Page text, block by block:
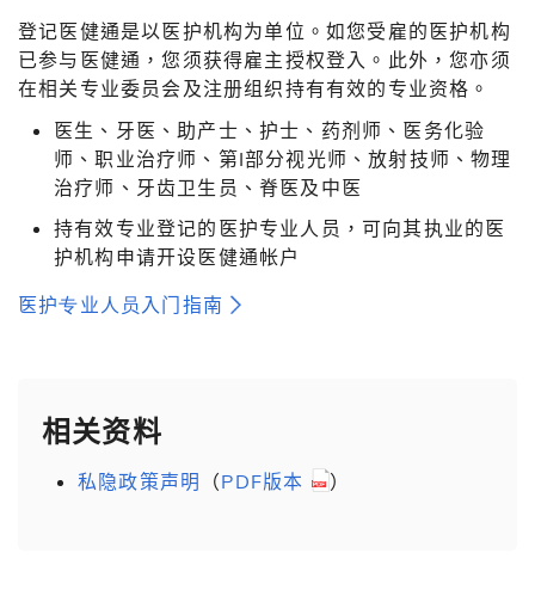
登记医健通是以医护机构为单位。如您受雇的医护机构
已参与医健通，您须获得雇主授权登入。此外，您亦须
在相关专业委员会及注册组织持有有效的专业资格。
医生、牙医、助产士、护士、药剂师、医务化验
师、职业治疗师、第I部分视光师、放射技师、物理
治疗师、牙齿卫生员、脊医及中医
持有效专业登记的医护专业人员，可向其执业的医
护机构申请开设医健通帐户
医护专业人员入门指南
相关资料
私隐政策声明 （PDF版本 ）